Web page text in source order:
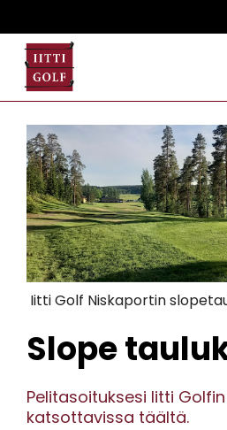
Iitti Golf Niskaportin
Slope
Pelitasoituksesi Iitti
katsottavissa täältä.